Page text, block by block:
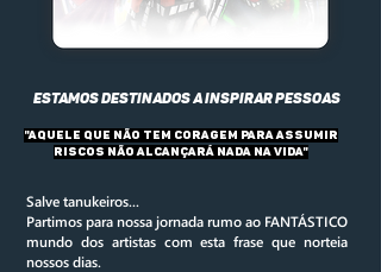
ESTAMOS DESTINADOS A INSPIRAR PESSOAS
"AQUELE QUE NÃO TEM CORAGEM PARA ASSUMIR
RISCOS NÃO ALCANÇARÁ NADA NA VIDA"
Salve tanukeiros...
Partimos para nossa jornada rumo ao FANTÁSTICO
mundo dos artistas com esta frase que norteia
nossos dias.